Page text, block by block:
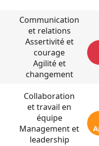
Communication
et relations
Assertivité et
courage
Agilité et
changement
Collaboration
et travail en
équipe
Management et
leadership